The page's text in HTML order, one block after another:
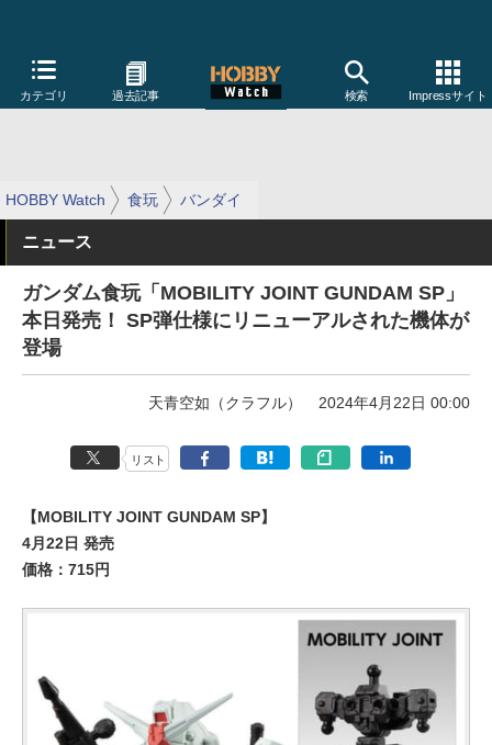
カテゴリ 過去記事 検索 Impressサイト
HOBBY Watch 食玩 バンダイ
ニュース
ガンダム食玩「MOBILITY JOINT GUNDAM SP」
本日発売！ SP弾仕様にリニューアルされた機体が
登場
天青空如（クラフル） 2024年4月22日 00:00
リスト
【MOBILITY JOINT GUNDAM SP】
4月22日 発売
価格：715円